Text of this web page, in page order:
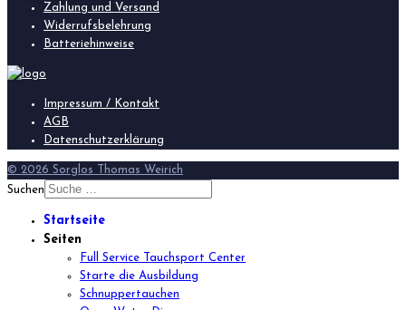
Zahlung und Versand
Widerrufsbelehrung
Batteriehinweise
Impressum / Kontakt
AGB
Datenschutzerklärung
© 2026 Sorglos Thomas Weirich
Suchen
Startseite
Seiten
Full Service Tauchsport Center
Starte die Ausbildung
Schnuppertauchen